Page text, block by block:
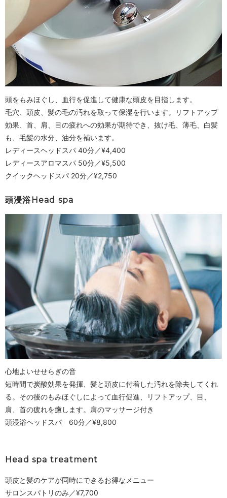
頭をもみほぐし、血行を促進して健康な頭皮を目指します。
毛穴、頭皮、髪の毛の汚れを取って保湿を行います。リフトアップ
効果、首、肩、目の疲れへの効果が期待でき、抜け毛、薄毛、白髪
も、毛髪の水分、油分を補います。
レディースヘッドスパ 40分／¥4,400
レディースアロマスパ 50分／¥5,500
クイックヘッドスパ 20分／¥2,750
頭浸浴Head spa
心地よいせせらぎの音
短時間で炭酸効果を発揮、髪と頭皮に付着した汚れを除去してくれ
る。その後のもみほぐしによって血行促進、リフトアップ、目、
肩、首の疲れを癒します。肩のマッサージ付き
頭浸浴ヘッドスパ 60分／¥8,800
Head spa treatment
頭皮と髪のケアが同時にできるお得なメニュー
サロンスパトリのみ／¥7,700